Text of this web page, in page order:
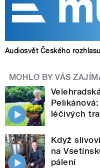
Audiosvět Českého
MOHLO BY VÁS
léčivých
Když
na
pálení